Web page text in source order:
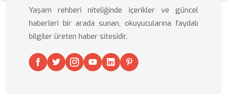
Yaşam rehberi niteliğinde içerikler ve güncel
haberleri bir arada sunan, okuyucularına faydalı
bilgiler üreten haber sitesidir.